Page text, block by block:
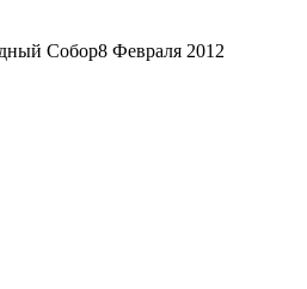
Собор8 Февраля 2012